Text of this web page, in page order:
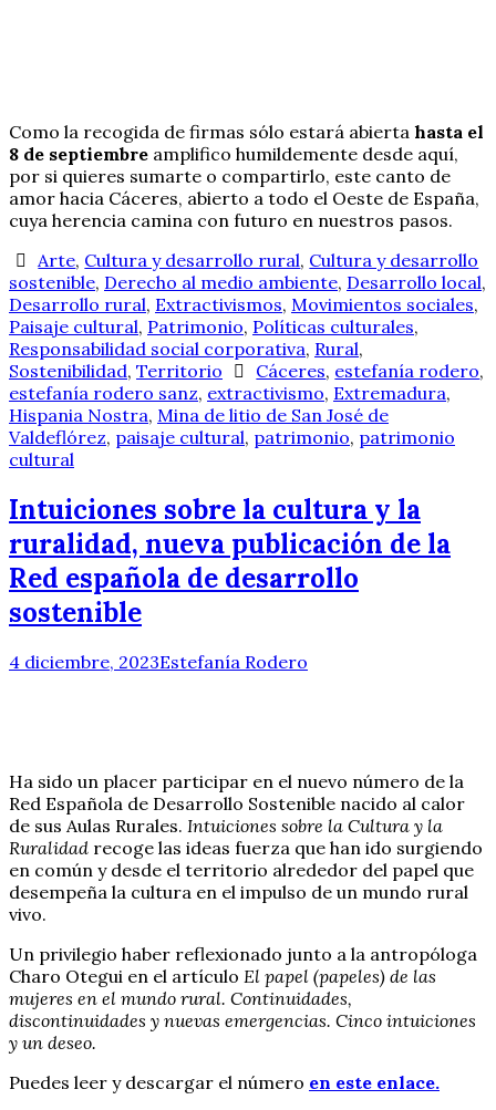
Como la recogida de firmas sólo estará abierta hasta el
8 de septiembre amplifico humildemente desde aquí,
por si quieres sumarte o compartirlo, este canto de
amor hacia Cáceres, abierto a todo el Oeste de España,
cuya herencia camina con futuro en nuestros pasos.
Arte, Cultura y desarrollo rural, Cultura y desarrollo
sostenible, Derecho al medio ambiente, Desarrollo local,
Desarrollo rural, Extractivismos, Movimientos sociales,
Paisaje cultural, Patrimonio, Políticas culturales,
Responsabilidad social corporativa, Rural,
Sostenibilidad, Territorio Cáceres, estefanía rodero,
estefanía rodero sanz, extractivismo, Extremadura,
Hispania Nostra, Mina de litio de San José de
Valdeflórez, paisaje cultural, patrimonio, patrimonio
cultural
Intuiciones sobre la cultura y la
ruralidad, nueva publicación de la
Red española de desarrollo
sostenible
4 diciembre, 2023Estefanía Rodero
Ha sido un placer participar en el nuevo número de la
Red Española de Desarrollo Sostenible nacido al calor
de sus Aulas Rurales. Intuiciones sobre la Cultura y la
Ruralidad recoge las ideas fuerza que han ido surgiendo
en común y desde el territorio alrededor del papel que
desempeña la cultura en el impulso de un mundo rural
vivo.
Un privilegio haber reflexionado junto a la antropóloga
Charo Otegui en el artículo El papel (papeles) de las
mujeres en el mundo rural. Continuidades,
discontinuidades y nuevas emergencias. Cinco intuiciones
y un deseo.
Puedes leer y descargar el número en este enlace.